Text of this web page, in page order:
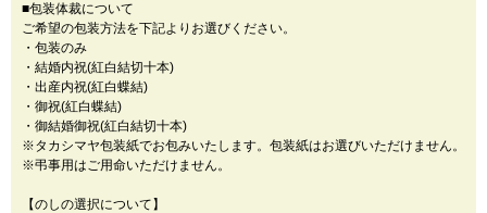
■包装体裁について
ご希望の包装方法を下記よりお選びください。
・包装のみ
・結婚内祝(紅白結切十本)
・出産内祝(紅白蝶結)
・御祝(紅白蝶結)
・御結婚御祝(紅白結切十本)
※タカシマヤ包装紙でお包みいたします。包装紙はお選びいただけません。
※弔事用はご用命いただけません。
【のしの選択について】